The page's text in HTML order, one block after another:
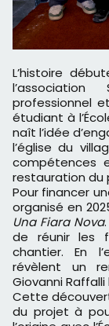
L’histoire débute en 2024 lors d’une rencontre entre
professionnel
étudiant à
naît l’idée
l’église du
compétences
restauration du
Pour financer
organisé en
Una Fiara Nova
de réunir les
chantier. En
révèlent un
Giovanni
Cette
du projet à